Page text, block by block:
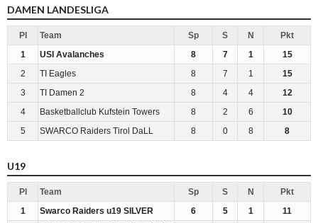
DAMEN LANDESLIGA
Pl Team Sp S N
Pkt
1
USI Avalanches 8 7 1
15
2
TI Eagles 8 7 1
15
3
TI Damen 2 8 4 4
12
4
Basketballclub Kufstein Towers 8 2 6
10
5
SWARCO Raiders Tirol DaLL 8 0 8 8
U19
Pl Team Sp S N
Pkt
1
Swarco Raiders u19 SILVER 6 5 1 11